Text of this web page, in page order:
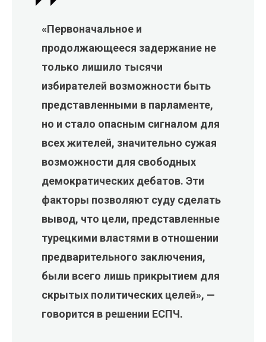
«Первоначальное и
продолжающееся задержание не
только лишило тысячи
избирателей возможности быть
представленными в парламенте,
но и стало опасным сигналом для
всех жителей, значительно сужая
возможности для свободных
демократических дебатов. Эти
факторы позволяют суду сделать
вывод, что цели, представленные
турецкими властями в отношении
предварительного заключения,
были всего лишь прикрытием для
скрытых политических целей», —
говорится в решении ЕСПЧ.